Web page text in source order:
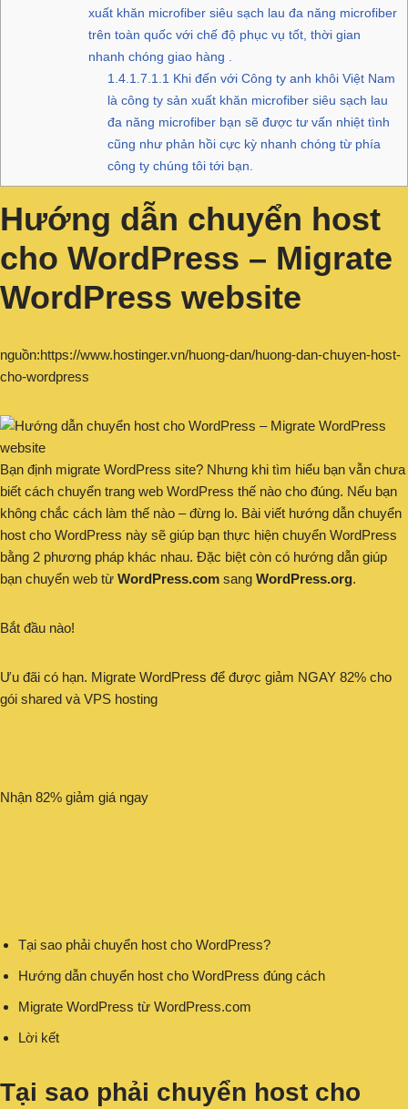
xuất khăn microfiber siêu sạch lau đa năng microfiber
trên toàn quốc với chế độ phục vụ tốt, thời gian
nhanh chóng giao hàng .
1.4.1.7.1.1 Khi đến với Công ty anh khôi Việt Nam
là công ty sản xuất khăn microfiber siêu sạch lau
đa năng microfiber bạn sẽ được tư vấn nhiệt tình
cũng như phản hồi cực kỳ nhanh chóng từ phía
công ty chúng tôi tới bạn.
Hướng dẫn chuyển host
cho WordPress – Migrate
WordPress website
nguồn:https://www.hostinger.vn/huong-dan/huong-dan-chuyen-host-
cho-wordpress
Bạn định migrate WordPress site? Nhưng khi tìm hiểu bạn vẫn chưa
biết cách chuyển trang web WordPress thế nào cho đúng. Nếu bạn
không chắc cách làm thế nào – đừng lo. Bài viết hướng dẫn chuyển
host cho WordPress này sẽ giúp bạn thực hiện chuyển WordPress
bằng 2 phương pháp khác nhau. Đặc biệt còn có hướng dẫn giúp
bạn chuyển web từ WordPress.com sang WordPress.org.
Bắt đầu nào!
Ưu đãi có hạn. Migrate WordPress để được giảm NGAY 82% cho
gói shared và VPS hosting
Nhận 82% giảm giá ngay
Tại sao phải chuyển host cho WordPress?
Hướng dẫn chuyển host cho WordPress đúng cách
Migrate WordPress từ WordPress.com
Lời kết
Tại sao phải chuyển host cho